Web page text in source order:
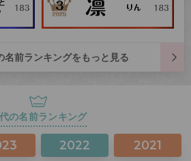
名前ランキングをもっと見る
の名前ランキング
2022 2021